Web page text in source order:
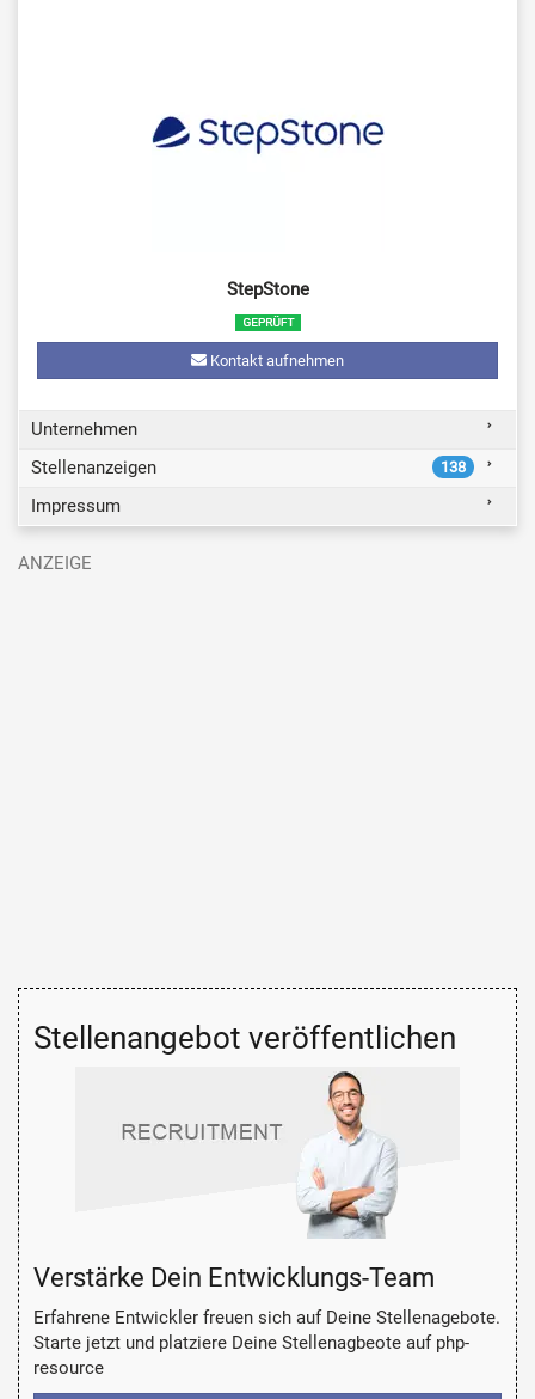
StepStone
Kontakt aufnehmen
Unternehmen
Stellenanzeigen
138
Impressum
Stellenangebot veröffentlichen
Verstärke Dein Entwicklungs-Team
Erfahrene Entwickler freuen sich auf Deine Stellenagebote.
Starte jetzt und platziere Deine Stellenagbeote auf php-
resource